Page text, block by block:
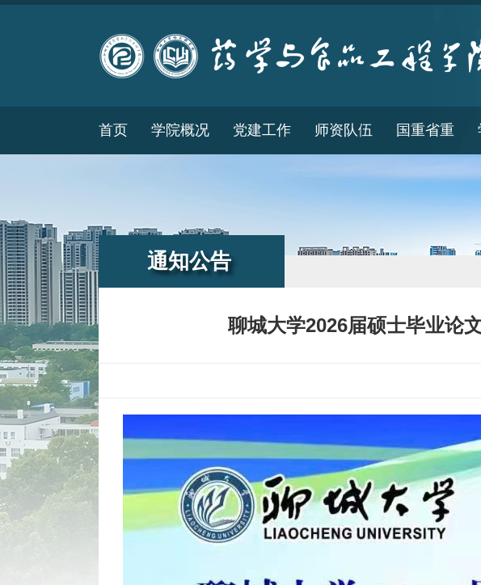
首页 学院概况 党建工作 师资队伍 国重省重
通知公告
聊城大学2026届硕士毕业论